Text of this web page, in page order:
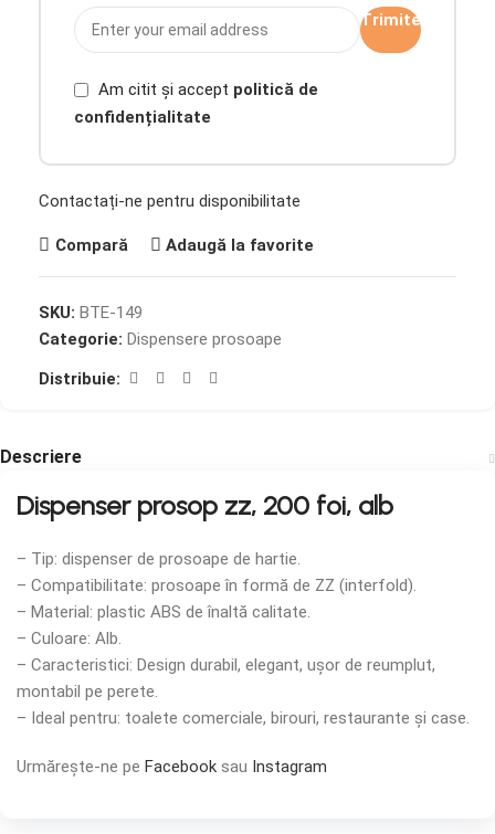
Trimite
Am citit și accept politică de
confidențialitate
Contactați-ne pentru disponibilitate
Compară Adaugă la favorite
SKU: BTE-149
Categorie: Dispensere prosoape
Distribuie:
Descriere
Dispenser prosop zz, 200 foi, alb
– Tip: dispenser de prosoape de hartie.
– Compatibilitate: prosoape în formă de ZZ (interfold).
– Material: plastic ABS de înaltă calitate.
– Culoare: Alb.
– Caracteristici: Design durabil, elegant, ușor de reumplut,
montabil pe perete.
– Ideal pentru: toalete comerciale, birouri, restaurante și case.
Urmărește-ne pe Facebook sau Instagram